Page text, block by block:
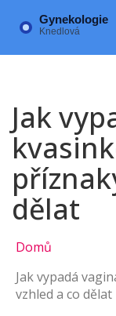
Jak
dělat
Domů
Jak vypadá
vzhled a co dělat